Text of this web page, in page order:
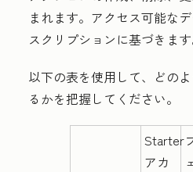
まれます。アクセス可能な
スクリプションに基づきます
以下の表を使用して、どの
るかを把握してください。
Starter
アカ